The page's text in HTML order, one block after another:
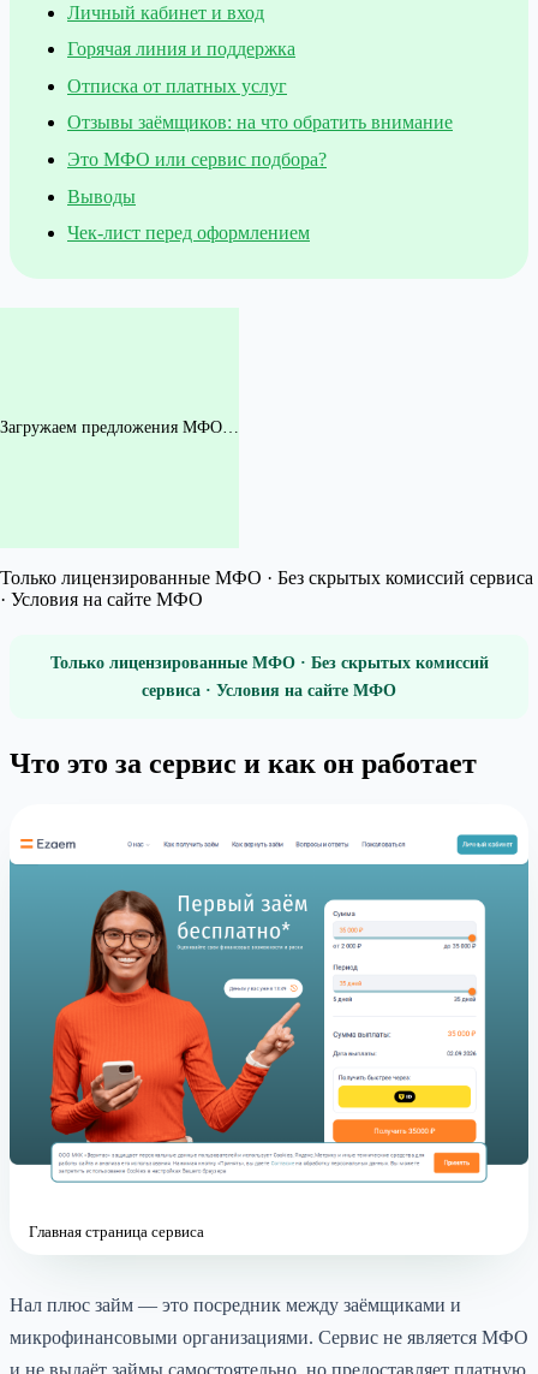
Личный кабинет и вход
Горячая линия и поддержка
Отписка от платных услуг
Отзывы заёмщиков: на что обратить внимание
Это МФО или сервис подбора?
Выводы
Чек-лист перед оформлением
Загружаем предложения МФО…
Только лицензированные МФО · Без скрытых комиссий сервиса
· Условия на сайте МФО
Только лицензированные МФО · Без скрытых комиссий
сервиса · Условия на сайте МФО
Что это за сервис и как он работает
Главная страница сервиса
Нал плюс займ — это посредник между заёмщиками и
микрофинансовыми организациями. Сервис не является МФО
и не выдаёт займы самостоятельно, но предоставляет платную